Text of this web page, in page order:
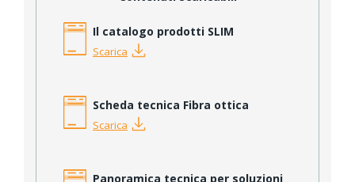
Il catalogo prodotti SLIM
Scarica
Scheda tecnica Fibra ottica
Scarica
Panoramica tecnica per soluzioni